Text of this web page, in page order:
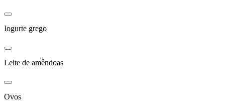
Iogurte grego
Leite de amêndoas
Ovos